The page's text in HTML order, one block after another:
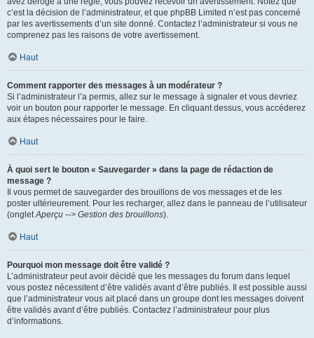
c’est la décision de l’administrateur, et que phpBB Limited n’est pas concerné
par les avertissements d’un site donné. Contactez l’administrateur si vous ne
comprenez pas les raisons de votre avertissement.
Haut
Comment rapporter des messages à un modérateur ?
Si l’administrateur l’a permis, allez sur le message à signaler et vous devriez
voir un bouton pour rapporter le message. En cliquant dessus, vous accéderez
aux étapes nécessaires pour le faire.
Haut
À quoi sert le bouton « Sauvegarder » dans la page de rédaction de
message ?
Il vous permet de sauvegarder des brouillons de vos messages et de les
poster ultérieurement. Pour les recharger, allez dans le panneau de l’utilisateur
(ongletAperçu --> Gestion des brouillons).
Haut
Pourquoi mon message doit être validé ?
L’administrateur peut avoir décidé que les messages du forum dans lequel
vous postez nécessitent d’être validés avant d’être publiés. Il est possible aussi
que l’administrateur vous ait placé dans un groupe dont les messages doivent
être validés avant d’être publiés. Contactez l’administrateur pour plus
d’informations.